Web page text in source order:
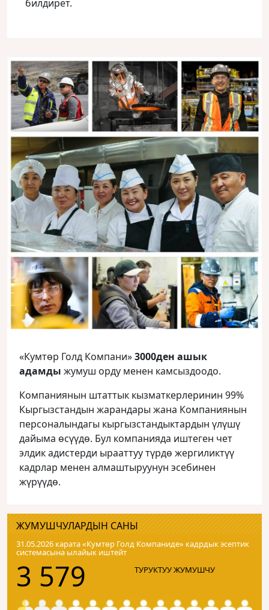
билдирет.
«Кумтөр Голд Компани»3000ден ашык
адамды жумуш орду менен камсыздоодо.
Компаниянын штаттык кызматкерлеринин 99%
Кыргызстандын жарандары жана Компаниянын
персоналындагы кыргызстандыктардын үлүшү
дайыма өсүүдө. Бул компанияда иштеген чет
элдик адистерди ырааттуу түрдө жергиликтүү
кадрлар менен алмаштыруунун эсебинен
жүрүүдө.
ЖУМУШЧУЛАРДЫН САНЫ
31.05.2026 карата «Кумтɵр Голд Компаниде» кадрдык эсептик
системасына ылайык иштейт
3 579 ТУРУКТУУ ЖУМУШЧУ